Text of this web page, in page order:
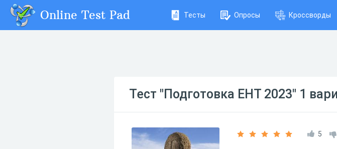
Online Test Pad Тесты Опросы Кроссворды
Тест "Подготовка ЕНТ 2023" 1
5